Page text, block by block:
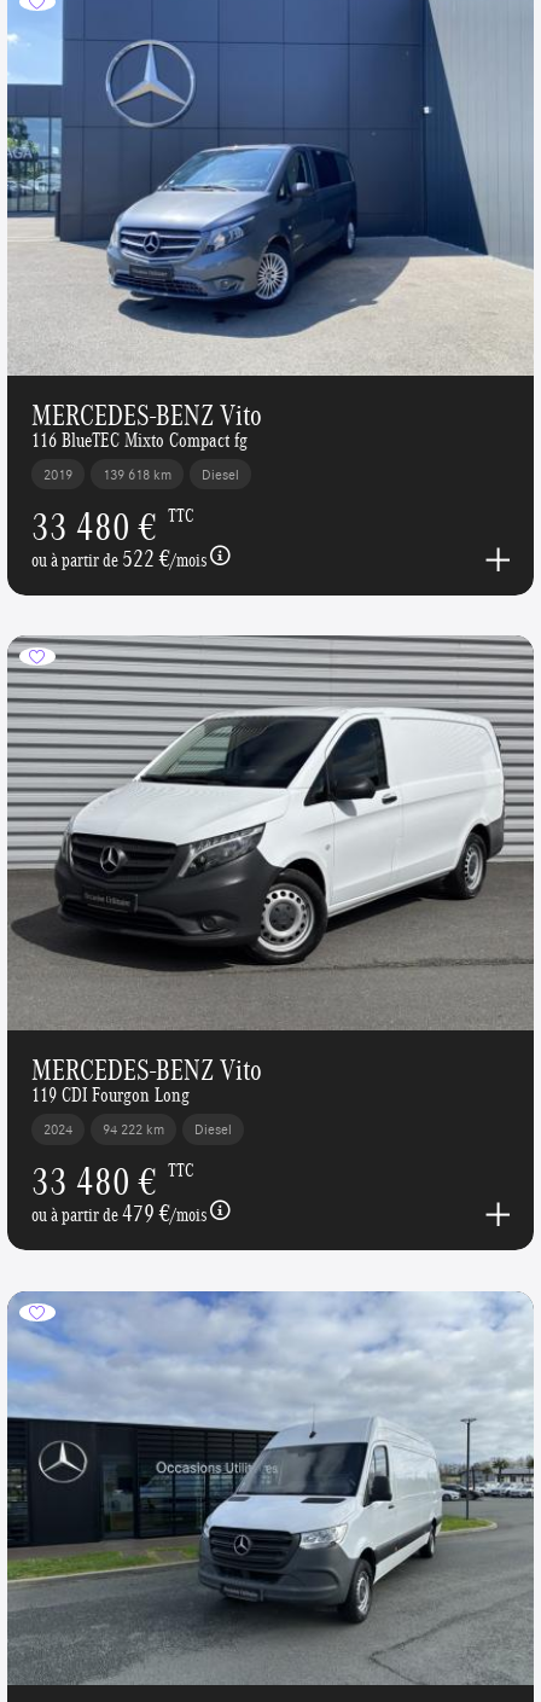
MERCEDES-BENZ Vito
116 BlueTEC Mixto Compact fg
2019 139 618 km Diesel
33 480 € TTC
ou à partir de522 €/mois
MERCEDES-BENZ Vito
119 CDI Fourgon Long
2024 94 222 km Diesel
33 480 € TTC
ou à partir de479 €/mois